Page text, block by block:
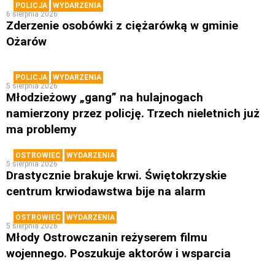
POLICJA
WYDARZENIA
6 sierpnia 2026
Zderzenie osobówki z ciężarówką w gminie
Ożarów
POLICJA
WYDARZENIA
5 sierpnia 2026
Młodzieżowy „gang” na hulajnogach
namierzony przez policję. Trzech nieletnich już
ma problemy
OSTROWIEC
WYDARZENIA
5 sierpnia 2026
Drastycznie brakuje krwi. Świętokrzyskie
centrum krwiodawstwa bije na alarm
OSTROWIEC
WYDARZENIA
5 sierpnia 2026
Młody Ostrowczanin reżyserem filmu
wojennego. Poszukuje aktorów i wsparcia